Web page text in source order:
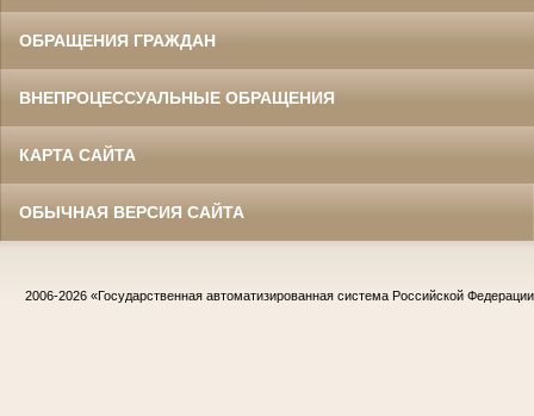
ОБРАЩЕНИЯ ГРАЖДАН
ВНЕПРОЦЕССУАЛЬНЫЕ ОБРАЩЕНИЯ
КАРТА САЙТА
ОБЫЧНАЯ ВЕРСИЯ САЙТА
2006-2026 «Государственная автоматизированная система Российской